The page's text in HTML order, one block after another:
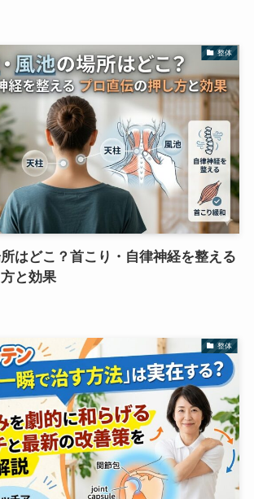
整体
はどこ？首こり・自律神経を整える
と効果
整体